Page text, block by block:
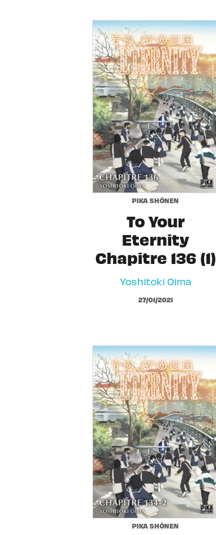
PIKA SHÔNEN
To Your
Eternity
Chapitre 136 (1)
Yoshitoki Oima
27/01/2021
PIKA SHÔNEN